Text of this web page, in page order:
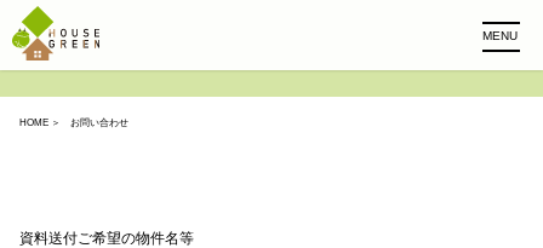
MENU
HOME ＞ お問い合わせ
資料送付ご希望の物件名等